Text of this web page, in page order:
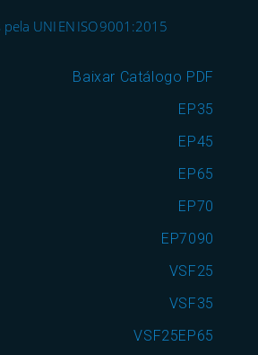
UNI EN ISO 9001:2015
Baixar Catálogo PDF
EP35
EP45
EP65
EP70
EP7090
VSF25
VSF35
VSF25EP65